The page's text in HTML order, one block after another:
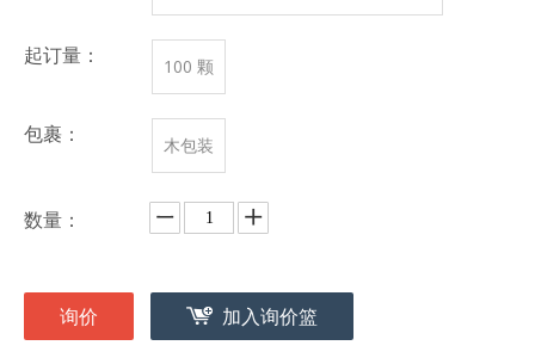
起订量： 100 颗
包裹： 木包装
数量：
询价 加入询价篮